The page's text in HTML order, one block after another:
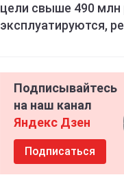
цели свыше 490 млн
эксплуатируются,
Подписывайтесь
на наш канал
Яндекс Дзен
Подписаться